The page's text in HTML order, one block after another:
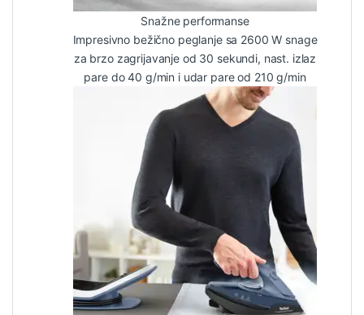
Snažne performanse
Impresivno bežično peglanje sa 2600 W snage
za brzo zagrijavanje od 30 sekundi, nast. izlaz
pare do 40 g/min i udar pare od 210 g/min